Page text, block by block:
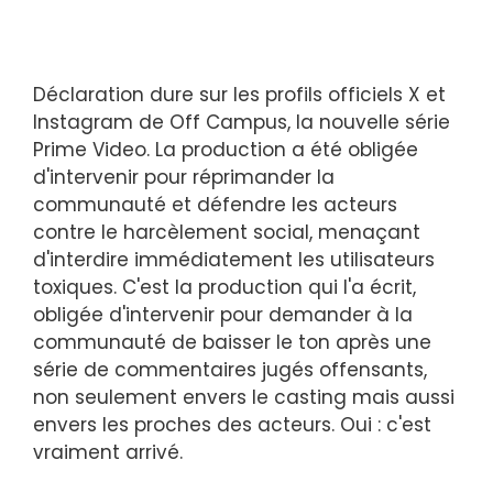
Déclaration dure sur les profils officiels X et
Instagram de Off Campus, la nouvelle série
Prime Video. La production a été obligée
d'intervenir pour réprimander la
communauté et défendre les acteurs
contre le harcèlement social, menaçant
d'interdire immédiatement les utilisateurs
toxiques. C'est la production qui l'a écrit,
obligée d'intervenir pour demander à la
communauté de baisser le ton après une
série de commentaires jugés offensants,
non seulement envers le casting mais aussi
envers les proches des acteurs. Oui : c'est
vraiment arrivé.